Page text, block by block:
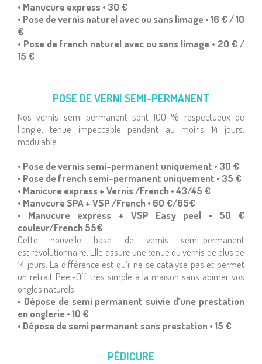
• Manucure express • 3O €
• Pose de vernis naturel avec ou sans limage • 16 € / 1O
€
• Pose de french naturel avec ou sans limage • 2O € /
15 €
POSE DE VERNI SEMI-PERMANENT
Nos vernis semi-permanent sont 1OO % respectueux de
l’ongle, tenue impeccable pendant au moins 14 jours,
modulable.
• Pose de vernis semi-permanent uniquement • 3O €
• Pose de french semi-permanent uniquement • 35 €
• Manicure express + Vernis /French • 43/45 €
• Manucure SPA + VSP /French • 6O €/65€
• Manucure express + VSP Easy peel • 5O €
couleur/French 55€
Cette nouvelle base de vernis semi-permanent
est révolutionnaire. Elle assure une tenue du vernis de plus de
14 jours. La différence est qu’il ne se catalyse pas et permet
un retrait Peel-Off très simple à la maison sans abîmer vos
ongles naturels.
• Dépose de semi permanent suivie d’une prestation
en onglerie • 1O €
• Dépose de semi permanent sans prestation • 15 €
PÉDICURE